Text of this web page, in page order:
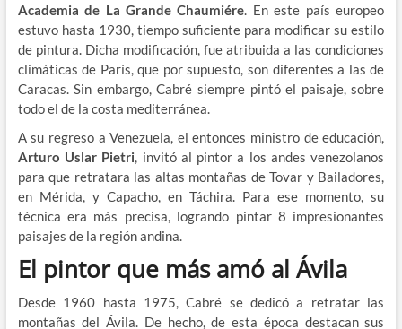
Academia de La Grande Chaumiére. En este país europeo
estuvo hasta 1930, tiempo suficiente para modificar su estilo
de pintura. Dicha modificación, fue atribuida a las condiciones
climáticas de París, que por supuesto, son diferentes a las de
Caracas. Sin embargo, Cabré siempre pintó el paisaje, sobre
todo el de la costa mediterránea.
A su regreso a Venezuela, el entonces ministro de educación,
Arturo Uslar Pietri, invitó al pintor a los andes venezolanos
para que retratara las altas montañas de Tovar y Bailadores,
en Mérida, y Capacho, en Táchira. Para ese momento, su
técnica era más precisa, logrando pintar 8 impresionantes
paisajes de la región andina.
El pintor que más amó al Ávila
Desde 1960 hasta 1975, Cabré se dedicó a retratar las
montañas del Ávila. De hecho, de esta época destacan sus